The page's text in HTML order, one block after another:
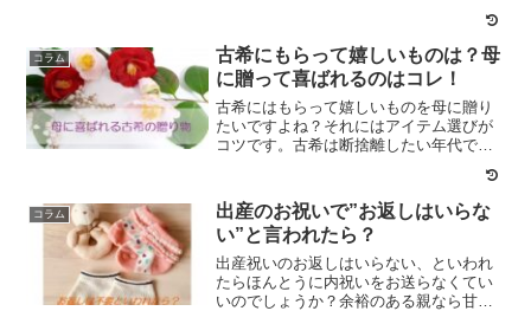
辺の、おすすめのお土産店が買える便利
な駅なんですね。駅構内のセブンイレブ
ンの中...
コラム
古希にもらって嬉しいものは？母
に贈って喜ばれるのはコレ！
古希にはもらって嬉しいものを母に贈り
たいですよね？それにはアイテム選びが
コツです。古希は断捨離したい年代でも
コラム
出産のお祝いで”お返しはいらな
い”と言われたら？
出産祝いのお返しはいらない、といわれ
たらほんとうに内祝いをお送らなくてい
いのでしょうか？余裕のある親なら甘え